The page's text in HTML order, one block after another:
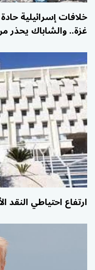
خلافات إسرائيلية
غزة.. والشاباك
ارتفاع احتياطي النقد